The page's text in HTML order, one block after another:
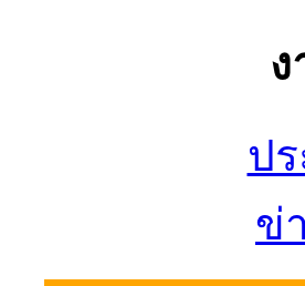
ป
ข่